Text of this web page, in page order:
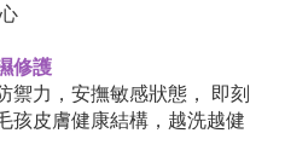
修護
禦力，安撫敏感狀態， 即刻
孩皮膚健康結構，越洗越健